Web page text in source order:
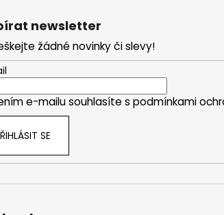
newsletter
žádné novinky či slevy!
e-mailu souhlasíte s podmínkami
SE